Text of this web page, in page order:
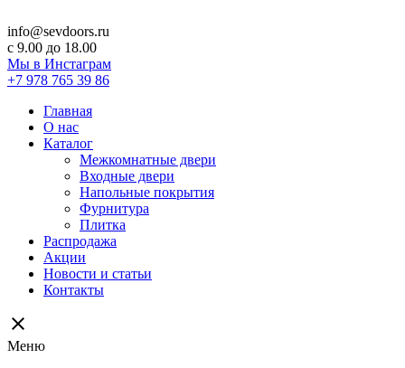
info@sevdoors.ru
c 9.00 до 18.00
Мы в Инстаграм
+7 978 765 39 86
Главная
О нас
Каталог
Межкомнатные двери
Входные двери
Напольные покрытия
Фурнитура
Плитка
Распродажа
Акции
Новости и статьи
Контакты
close
Меню